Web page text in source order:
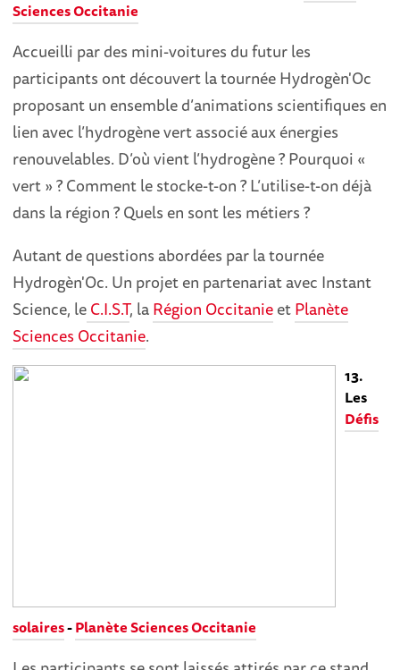
Sciences Occitanie
Accueilli par des mini-voitures du futur les
participants ont découvert la tournée Hydrogèn'Oc
proposant un ensemble d’animations scientifiques en
lien avec l’hydrogène vert associé aux énergies
renouvelables. D’où vient l’hydrogène ? Pourquoi «
vert » ? Comment le stocke-t-on ? L’utilise-t-on déjà
dans la région ? Quels en sont les métiers ?
Autant de questions abordées par la tournée
Hydrogèn'Oc. Un projet en partenariat avec Instant
Science, leC.I.S.T, laRégion OccitanieetPlanète
Sciences Occitanie.
13.
Les
Défis
solaires-Planète Sciences Occitanie